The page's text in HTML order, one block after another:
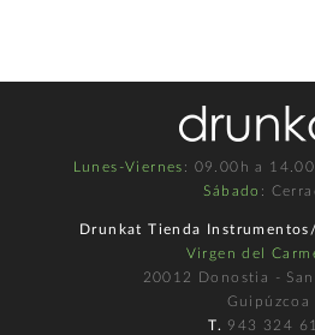
Lunes-Viernes : 09.00h a
Sábado :
Drunkat Tienda
Virgen del
20012 Donostia - San
Guipúzcoa
T. 943 324